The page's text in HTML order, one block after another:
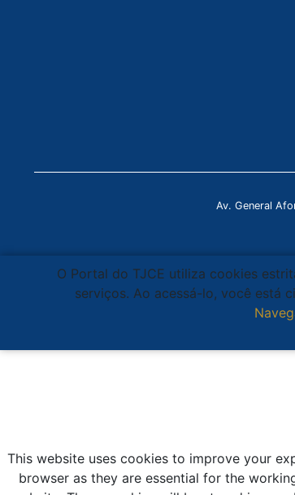
Av. General
O Portal do TJCE utiliza cookies
serviços. Ao acessá-lo, você está
This website uses cookies to improve your
browser as they are essential for the